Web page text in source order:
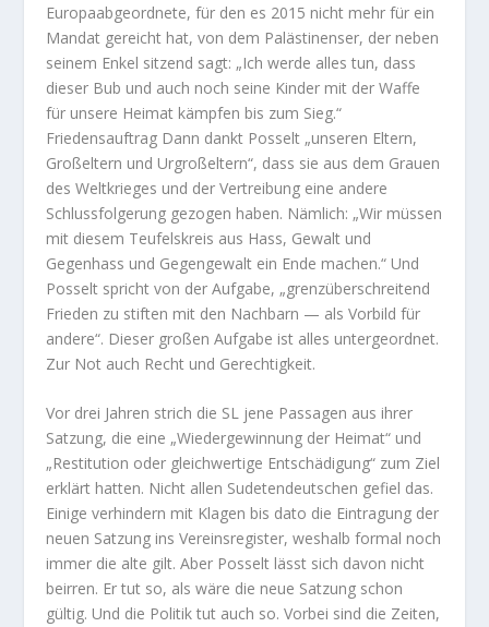
Europaabgeordnete, für den es 2015 nicht mehr für ein
Mandat gereicht hat, von dem Palästinenser, der neben
seinem Enkel sitzend sagt: „Ich werde alles tun, dass
dieser Bub und auch noch seine Kinder mit der Waffe
für unsere Heimat kämpfen bis zum Sieg.“
Friedensauftrag Dann dankt Posselt „unseren Eltern,
Großeltern und Urgroßeltern“, dass sie aus dem Grauen
des Weltkrieges und der Vertreibung eine andere
Schlussfolgerung gezogen haben. Nämlich: „Wir müssen
mit diesem Teufelskreis aus Hass, Gewalt und
Gegenhass und Gegengewalt ein Ende machen.“ Und
Posselt spricht von der Aufgabe, „grenzüberschreitend
Frieden zu stiften mit den Nachbarn — als Vorbild für
andere“. Dieser großen Aufgabe ist alles untergeordnet.
Zur Not auch Recht und Gerechtigkeit.
Vor drei Jahren strich die SL jene Passagen aus ihrer
Satzung, die eine „Wiedergewinnung der Heimat“ und
„Restitution oder gleichwertige Entschädigung“ zum Ziel
erklärt hatten. Nicht allen Sudetendeutschen gefiel das.
Einige verhindern mit Klagen bis dato die Eintragung der
neuen Satzung ins Vereinsregister, weshalb formal noch
immer die alte gilt. Aber Posselt lässt sich davon nicht
beirren. Er tut so, als wäre die neue Satzung schon
gültig. Und die Politik tut auch so. Vorbei sind die Zeiten,